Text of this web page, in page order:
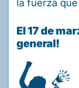
la fuerza
El 17 de
general!